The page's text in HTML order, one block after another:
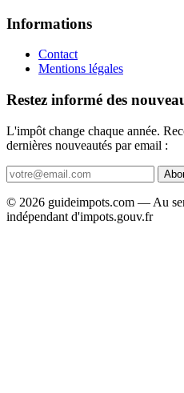
Informations
Contact
Mentions légales
Restez informé des
L'impôt change chaque année.
dernières nouveautés par email :
© 2026 guideimpots.com — Au
indépendant d'impots.gouv.fr